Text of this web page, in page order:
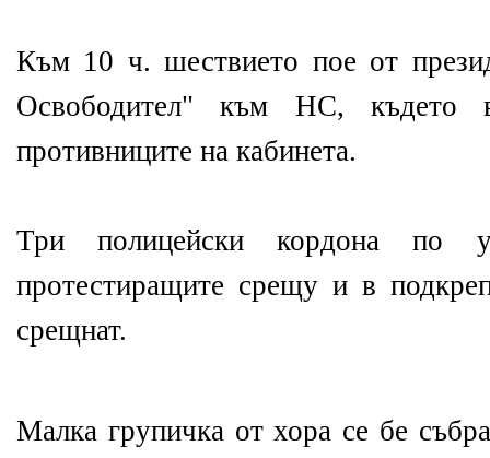
Към 10 ч. шествието пое от
Освободител" към НС, където
противниците на кабинета.
Три полицейски кордона по
протестиращите срещу и в
срещнат.
Малка групичка от хора се бе